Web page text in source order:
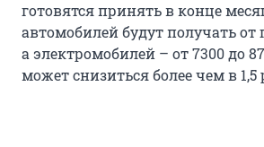
готовятся принять в конце
автомобилей будут получать от
а электромобилей – от 7300 до
может снизиться более чем в 1,5